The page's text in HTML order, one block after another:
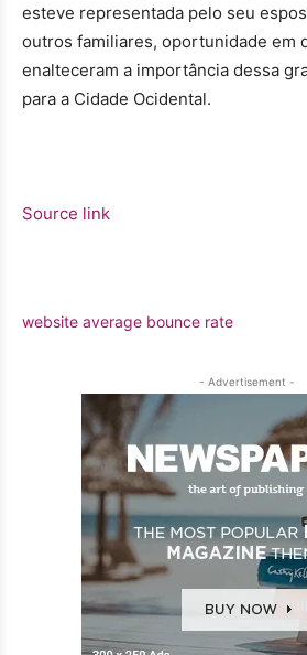
esteve representada pelo seu
outros familiares, oportunidade em
enalteceram a importância dessa
para a Cidade Ocidental.
Source link
website average bounce rate
- Advertisement -